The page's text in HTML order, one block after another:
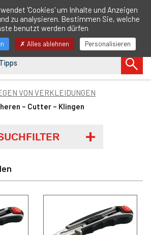
DE
VON VERKLEIDUNGEN
– Cutter – Klingen
'Cookies' um Inhalte und Anzeigen
zu analysieren. Bestimmen Sie, welche
benutzt werden dürfen
Alles ablehnen Personalisieren